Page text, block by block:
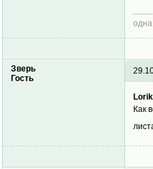
Зверь
Гость
Как